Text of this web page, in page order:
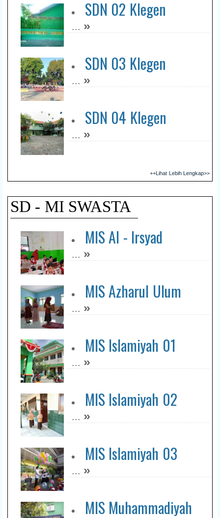
SDN 02 Klegen
... »
SDN 03 Klegen
... »
SDN 04 Klegen
... »
++Lihat Lebih Lengkap>>
SD - MI SWASTA
MIS Al - Irsyad
... »
MIS Azharul Ulum
... »
MIS Islamiyah 01
... »
MIS Islamiyah 02
... »
MIS Islamiyah 03
... »
MIS Muhammadiyah